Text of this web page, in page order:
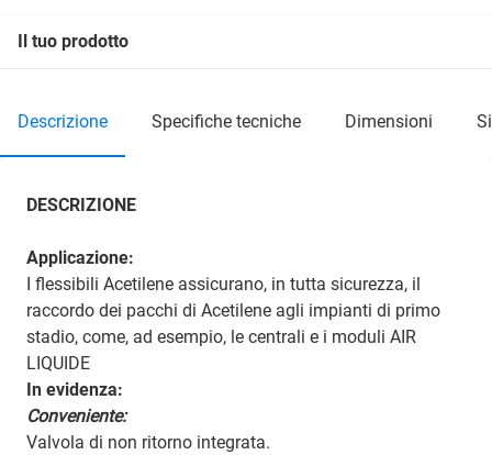
Il tuo prodotto
descrizione specifiche tecniche dimensioni
DESCRIZIONE
Applicazione:
I flessibili Acetilene assicurano, in tutta sicurezza, il
raccordo dei pacchi di Acetilene agli impianti di primo
stadio, come, ad esempio, le centrali e i moduli AIR
LIQUIDE
In evidenza:
Conveniente:
Valvola di non ritorno integrata.